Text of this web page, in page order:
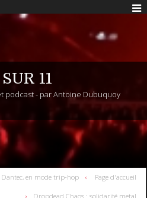
11
podcast - par Antoine Dubuquoy
Dantec, en mode trip-hop Page d'accueil
Dropdead Chaos : solidarité metal